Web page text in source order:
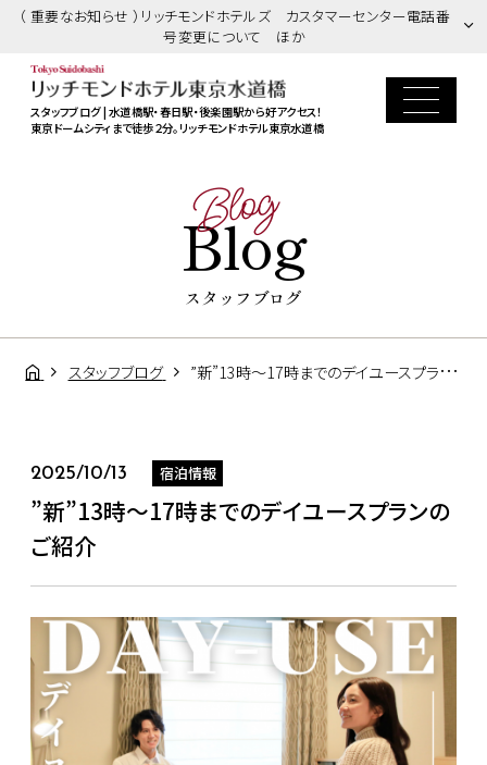
（ 重要なお知らせ ）リッチモンドホテルズ カスタマーセンター電話番
号変更について ほか
スタッフブログ | 水道橋駅・春日駅・後楽園駅から好アクセス！
東京ドームシティまで徒歩２分。リッチモンドホテル東京水道橋
Blog
Blog
スタッフブログ
スタッフブログ ”新”13時～17時までのデイユースプランのご紹介
2025/10/13 宿泊情報
”新”13時～17時までのデイユースプランの
ご紹介